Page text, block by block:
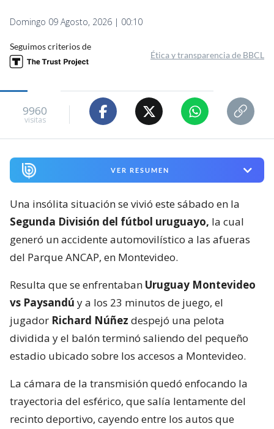
Domingo 09 Agosto, 2026 | 00:10
Seguimos criterios de
Ética y transparencia de BBCL
9960
visitas
VER RESUMEN
Una insólita situación se vivió este sábado en la
Segunda División del fútbol uruguayo, la cual
generó un accidente automovilístico a las afueras
del Parque ANCAP, en Montevideo.
Resulta que se enfrentaban Uruguay Montevideo
vs Paysandú y a los 23 minutos de juego, el
jugador Richard Núñez despejó una pelota
dividida y el balón terminó saliendo del pequeño
estadio ubicado sobre los accesos a Montevideo.
La cámara de la transmisión quedó enfocando la
trayectoria del esférico, que salía lentamente del
recinto deportivo, cayendo entre los autos que